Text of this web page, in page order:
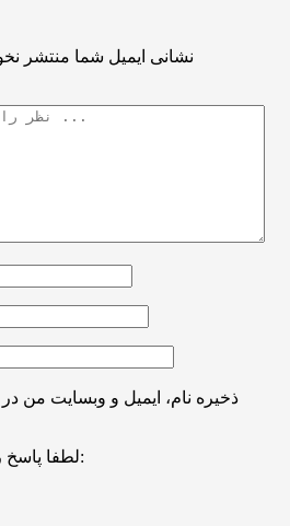
نشانی ایمیل شما منتشر
ذخیره نام، ایمیل و وبسایت من
لطفا پاسخ را به عدد انگلیسی وارد کنید: